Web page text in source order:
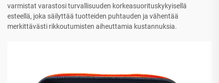
varmistat varastosi turvallisuuden korkeasuorituskykyisellä
esteellä, joka säilyttää tuotteiden puhtauden ja vähentää
merkittävästi rikkoutumisten aiheuttamia kustannuksia.